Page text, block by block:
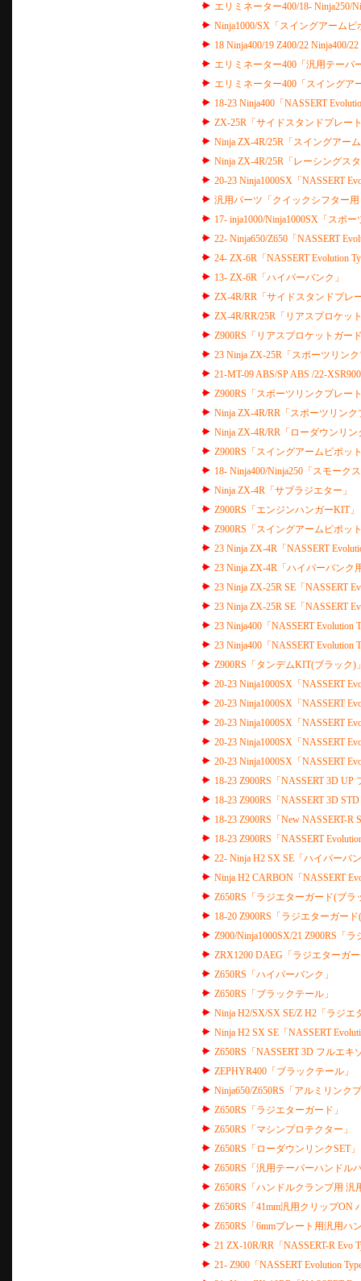
エリミネーター400/18- Ninja250/
Ninja1000/SX「スイングアームピ
18 Ninja400/19 Z400/22 Ninja400/
エリミネーター400「汎用テーパ
エリミネーター400「スイングア
18-23 Ninja400「NASSERT
ZX-25R「サイドスタンドプレー
Ninja ZX-4R/25R「スイングアー
Ninja ZX-4R/25R「レーシングス
20-23 Ninja1000SX「NASSERT
汎用パーツ「クイックシフター
17- inja1000/Ninja1000SX「スポ
22- Ninja650/Z650「NASSERT
24- ZX-6R「NASSERT Evolution
13- ZX-6R「ハイパーバンク」
ZX-4R/RR「サイドスタンドプレ
ZX-4R/RR/25R「リアスプロケッ
Z900RS「リアスプロケットガー
23 Ninja ZX-25R「スポーツリン
21-MT-09 ABS/SP ABS /22-
Z900RS「スポーツリンクプレー
Ninja ZX-4R/RR「スポーツリン
Ninja ZX-4R/RR「ローダウンリ
Z900RS「スイングアームピポッ
18- Ninja400/Ninja250「スモーク
Ninja ZX-4R「サブラジエター」
Z900RS「エンジンハンガーKIT」
Z900RS「スイングアームピポッ
23 Ninja ZX-4R「NASSERT
23 Ninja ZX-4R「ハイパーバンク
23 Ninja ZX-25R SE「NASSERT
23 Ninja ZX-25R SE「NASSERT
23 Ninja400「NASSERT
23 Ninja400「NASSERT
Z900RS「タンデムKIT(ブラック)
20-23 Ninja1000SX「NASSERT
20-23 Ninja1000SX「NASSERT
20-23 Ninja1000SX「NASSERT
20-23 Ninja1000SX「NASSERT
20-23 Ninja1000SX「NASSERT
18-23 Z900RS「NASSERT 3D
18-23 Z900RS「NASSERT 3D
18-23 Z900RS「New NASSERT-R
18-23 Z900RS「NASSERT
22- Ninja H2 SX SE「ハイパーバ
Ninja H2 CARBON「NASSERT
Z650RS「ラジエターガード(ブラ
18-20 Z900RS「ラジエターガー
Z900/Ninja1000SX/21 Z900RS「
ZRX1200 DAEG「ラジエターガ
Z650RS「ハイパーバンク」
Z650RS「ブラックテール」
Ninja H2/SX/SX SE/Z H2「ラジ
Ninja H2 SX SE「NASSERT
Z650RS「NASSERT 3D フルエキ
ZEPHYR400「ブラックテール」
Ninja650/Z650RS「アルミリンク
Z650RS「ラジエターガード」
Z650RS「マシンプロテクター」
Z650RS「ローダウンリンクSET」
Z650RS「汎用テーパーハンドル
Z650RS「ハンドルクランプ用
Z650RS「41mm汎用クリップON
Z650RS「6mmプレート用汎用ハ
21 ZX-10R/RR「NASSERT-R Evo
21- Z900「NASSERT Evolution